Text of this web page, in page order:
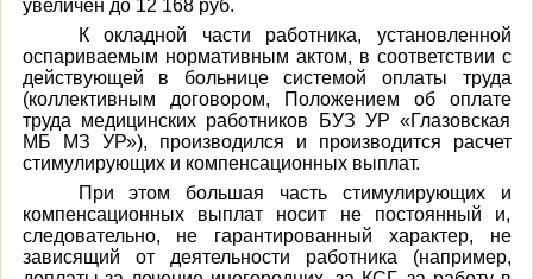
увеличен до 12 168 руб.
К окладной части работника, установленной
оспариваемым нормативным актом, в соответствии с
действующей в больнице системой оплаты труда
(коллективным договором, Положением об оплате
труда медицинских работников БУЗ УР «Глазовская
МБ МЗ УР»), производился и производится расчет
стимулирующих и компенсационных выплат.
При этом большая часть стимулирующих и
компенсационных выплат носит не постоянный и,
следовательно, не гарантированный характер, не
зависящий от деятельности работника (например,